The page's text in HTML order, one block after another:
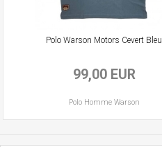
Polo Warson Motors Cevert Bleu
99,00 EUR
Polo Homme Warson